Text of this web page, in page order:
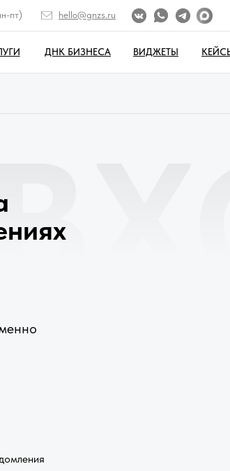
hello@gnzs.ru
пт)
ДНК БИЗНЕСА ВИДЖЕТЫ